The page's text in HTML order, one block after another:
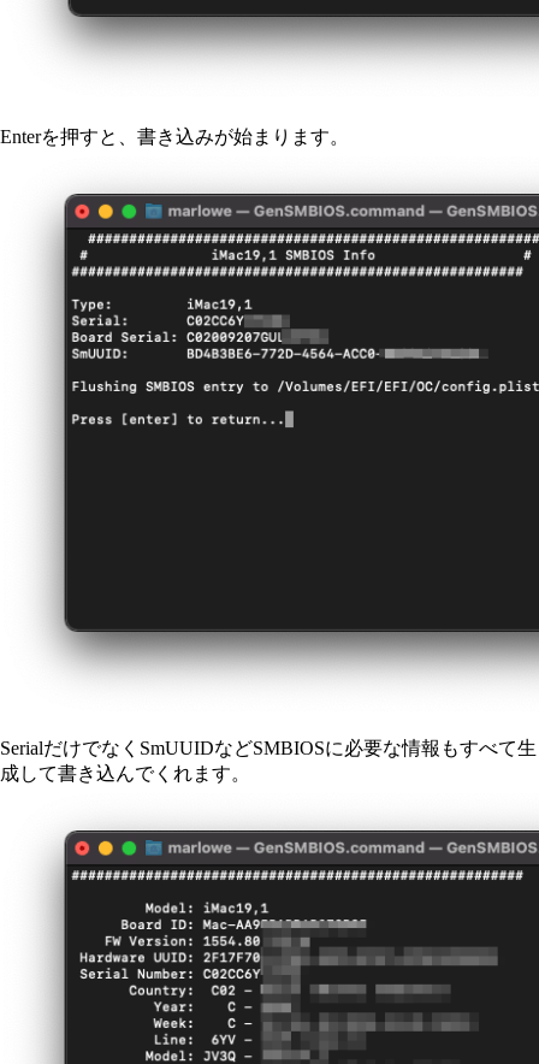
Enterを押すと、書き込みが始まります。
SerialだけでなくSmUUIDなどSMBIOSに必要な情報もすべて生
成して書き込んでくれます。